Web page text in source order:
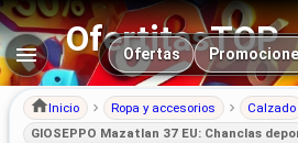
OfertitasTOP
Navegación principal
Ofertas
Inicio Ropa y accesorios
Calzado
GIOSEPPO Mazatlan 37 EU: Chanclas